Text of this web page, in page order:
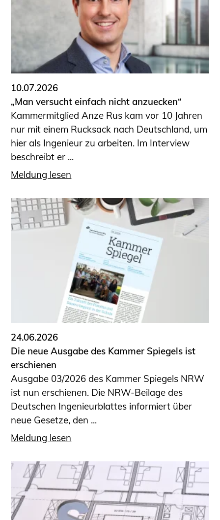
10.07.2026
„Man versucht einfach nicht anzuecken“
Kammermitglied Anze Rus kam vor 10 Jahren
nur mit einem Rucksack nach Deutschland, um
hier als Ingenieur zu arbeiten. Im Interview
beschreibt er ...
Meldung lesen
24.06.2026
Die neue Ausgabe des Kammer Spiegels ist
erschienen
Ausgabe 03/2026 des Kammer Spiegels NRW
ist nun erschienen. Die NRW-Beilage des
Deutschen Ingenieurblattes informiert über
neue Gesetze, den ...
Meldung lesen